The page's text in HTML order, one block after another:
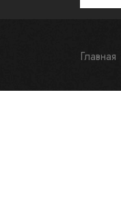
Главная